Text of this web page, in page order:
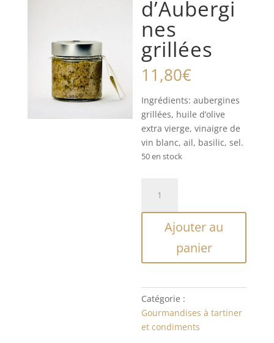
d’Aubergi
nes
grillées
11,80€
Ingrédients: aubergines
grillées, huile d’olive
extra vierge, vinaigre de
vin blanc, ail, basilic, sel.
50 en stock
Caviar
d’Aubergines
Ajouter au
panier
Catégorie :
Gourmandises à tartiner
et condiments